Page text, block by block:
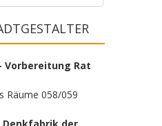
Vorbereitung Rat
Räume 058/059
Denkfabrik der